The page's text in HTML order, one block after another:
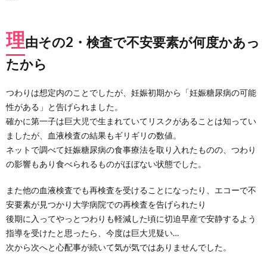
た報
告し
なけ
れば
なら
のが
嫌だ
から
4.
正
直、
公表
い気
持ち
とし
たく
ない
気持
ち、
理由その2・検査で不安要素が何度かあっ
たから
つわりは想定内のことでしたが、妊娠初期から「妊娠糖尿病の可能
性がある」と告げられました。
確かに第一子は巨大児で生まれていてリスクがあることは知ってい
ましたが、血液検査の結果もギリギリの数値。
ネットで調べて妊娠糖尿病の食事療法を取り入れたものの、つわり
の影響もあり食べられるものがほぼない状態でした。
また他の血液検査でも再検査を受けることになったり、エコーで不
安要素が見つかり大学病院での再検査を告げられたり
後期に入ってやっとつわりも軽減した頃に切迫早産で安静するよう
指導を受けたと思ったら、今度は巨大児疑い…
次から次へと心配事が続いて気が気ではありませんでした。